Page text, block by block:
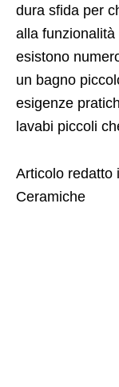
dura sfida per
alla
esistono
un bagno
esigenze
lavabi piccoli
Articolo redatto
Ceramiche